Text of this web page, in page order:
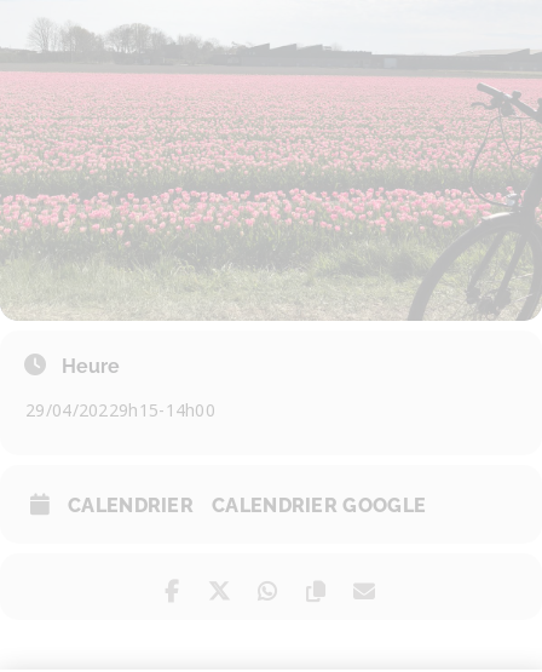
Heure
29/04/20229h15- 14h00
CALENDRIER CALENDRIER GOOGLE